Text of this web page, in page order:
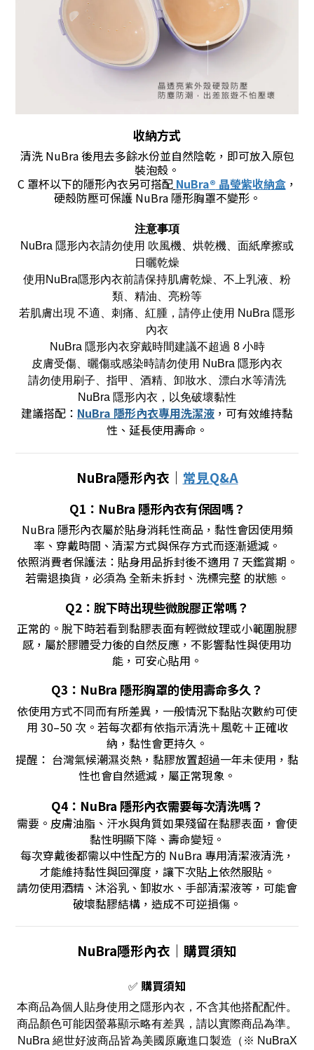
收納方式
清洗 NuBra 後甩去多餘水份並自然陰乾，即可放入原包
裝泡殼 。
C 罩杯以下的隱形內衣另可搭配 NuBra® 晶瑩紫收納盒，
硬殼防壓可保護 NuBra 隱形胸罩不變形。
注意事項
NuBra 隱形內衣請勿使用 吹風機、烘乾機、面紙摩擦或
日曬乾燥
使用NuBra隱形內衣前請保持肌膚乾燥、不上乳液、粉
類、精油、亮粉等
若肌膚出現 不適、刺痛、紅腫，請停止使用 NuBra 隱形
內衣
NuBra 隱形內衣穿戴時間建議不超過 8 小時
皮膚受傷、曬傷或感染時請勿使用 NuBra 隱形內衣
請勿使用刷子、指甲、酒精、卸妝水、漂白水等清洗
NuBra 隱形內衣，以免破壞黏性
建議搭配： NuBra 隱形內衣專用洗潔液 ，可有效維持黏
性、延長使用壽命。
NuBra隱形內衣｜ 常見Q&A
Q1：NuBra 隱形內衣有保固嗎？
NuBra 隱形內衣屬於貼身消耗性商品，黏性會因使用頻
率、穿戴時間、清潔方式與保存方式而逐漸遞減。
依照消費者保護法：貼身用品拆封後不適用 7 天鑑賞期。
若需退換貨，必須為 全新未拆封、洗標完整 的狀態。
Q2：脫下時出現些微脫膠正常嗎？
正常的。脫下時若看到黏膠表面有輕微紋理或小範圍脫膠
感，屬於膠體受力後的自然反應，不影響黏性與使用功
能，可安心貼用。
Q3：NuBra 隱形胸罩的使用壽命多久？
依使用方式不同而有所差異，一般情況下黏貼次數約可使
用 30–50 次。若每次都有依指示清洗＋風乾＋正確收
納，黏性會更持久。
提醒： 台灣氣候潮濕炎熱，黏膠放置超過一年未使用，黏
性也會自然遞減，屬正常現象。
Q4：NuBra 隱形內衣需要每次清洗嗎？
需要。皮膚油脂、汗水與角質如果殘留在黏膠表面，會使
黏性明顯下降、壽命變短。
每次穿戴後都需以中性配方的 NuBra 專用清潔液清洗，
才能維持黏性與回彈度，讓下次貼上依然服貼。
請勿使用酒精、沐浴乳、卸妝水、手部清潔液等，可能會
破壞黏膠結構，造成不可逆損傷。
NuBra隱形內衣｜ 購買須知
✅ 購買須知
本商品為個人貼身使用之隱形內衣，不含其他搭配配件。
商品顏色可能因螢幕顯示略有差異，請以實際商品為準。
NuBra 絕世好波商品皆為美國原廠進口製造（※ NuBraX